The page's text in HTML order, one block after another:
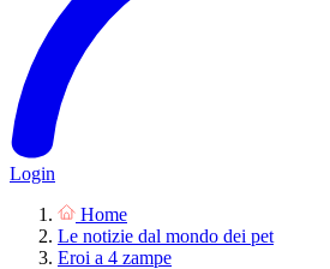
Login
Home
Le notizie dal mondo dei pet
Eroi a 4 zampe